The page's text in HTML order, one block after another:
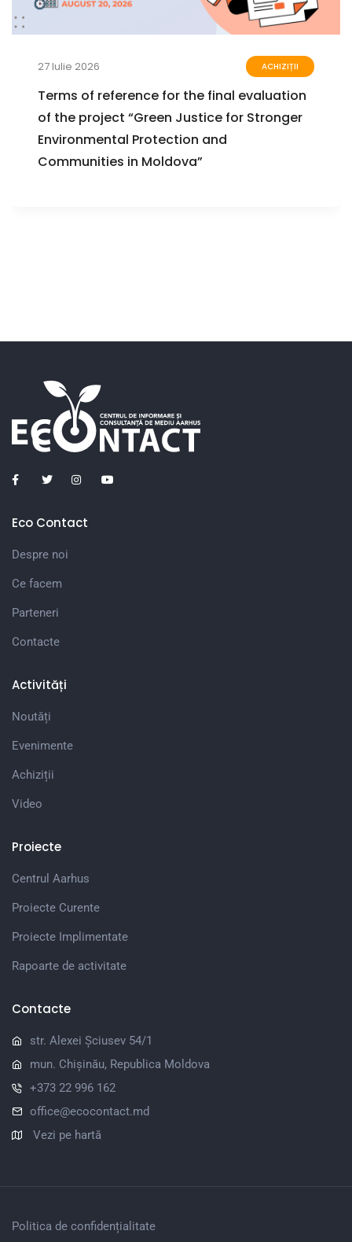
27 Iulie 2026 ACHIZIȚII
Terms of reference for the final evaluation
of the project “Green Justice for Stronger
Environmental Protection and
Communities in Moldova”
Eco Contact
Despre noi
Ce facem
Parteneri
Contacte
Activități
Noutăți
Evenimente
Achiziții
Video
Proiecte
Centrul Aarhus
Proiecte Curente
Proiecte Implimentate
Rapoarte de activitate
Contacte
str. Alexei Șciusev 54/1
mun. Chișinău, Republica Moldova
+373 22 996 162
office@ecocontact.md
Vezi pe hartă
Politica de confidențialitate